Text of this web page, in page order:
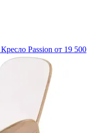
Кресло Passion от 19 500